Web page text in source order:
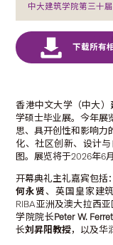
中大建筑学院第三十
香港中文大学（中大）
学硕士毕业展。今年展
思、具开创性和影响力
化、社区创新、设计
图。展览将于2026年6
开幕典礼主礼嘉宾包括
何永贤 、英国皇家建
RIBA亚洲及澳大拉西
学院院长Peter W.
长刘昇阳教授，以及华